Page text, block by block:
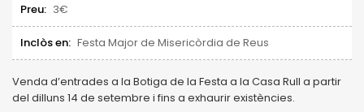
Preu: 3€
Inclòs en: Festa Major de Misericòrdia de Reus
Venda d’entrades a la Botiga de la Festa a la Casa Rull a partir
del dilluns 14 de setembre i fins a exhaurir existències.